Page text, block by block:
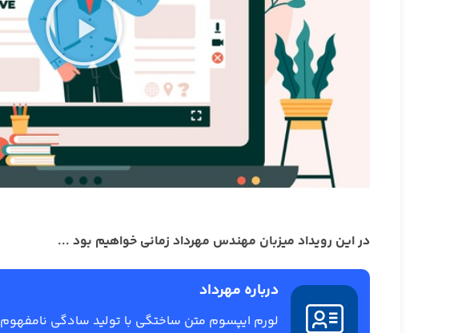
در این رویداد میزبان مهندس مهرداد زمانی خواهیم بود ...
درباره مهرداد
لورم ایپسوم متن ساختگی با تولید سادگی نامفهوم